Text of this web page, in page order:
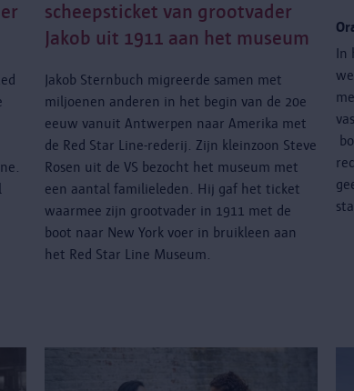
scheepsticket van grootvader
Jakob uit 1911 aan het museum
Jakob Sternbuch migreerde samen met
miljoenen anderen in het begin van de 20e
eeuw vanuit Antwerpen naar Amerika met
de Red Star Line-rederij. Zijn kleinzoon Steve
Rosen uit de VS bezocht het museum met
een aantal familieleden. Hij gaf het ticket
waarmee zijn grootvader in 1911 met de
boot naar New York voer in bruikleen aan
het Red Star Line Museum.
In